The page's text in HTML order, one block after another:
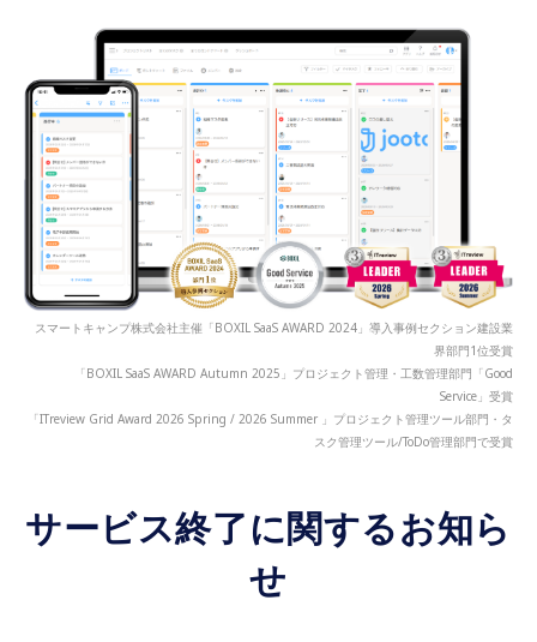
スマートキャンプ株式会社主催「BOXIL SaaS AWARD 2024」導入事例セクション建設業
界部門1位受賞
「BOXIL SaaS AWARD Autumn 2025」プロジェクト管理・工数管理部門「Good
Service」受賞
「ITreview Grid Award 2026 Spring / 2026 Summer 」プロジェクト管理ツール部門・タ
スク管理ツール/ToDo管理部門で受賞
サービス終了に関するお知ら
せ